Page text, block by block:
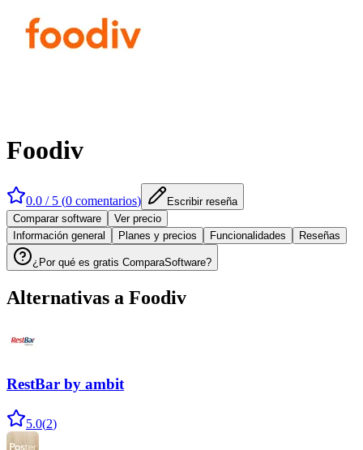
Foodiv
0.0 / 5 (0 comentarios)
Escribir reseña
Comparar software
Ver precio
Información general
Planes y precios Funcionalidades Reseñas
¿Por qué es gratis ComparaSoftware?
Alternativas a Foodiv
RestBar by ambit
5.0(2)